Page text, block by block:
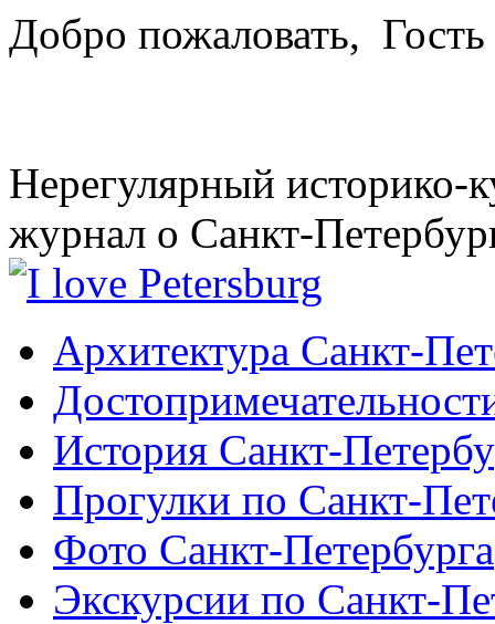
Добро пожаловать, Гость
Нерегулярный историко-
журнал о Санкт-
Архитектура Санкт-
История Санкт-
Прогулки по Санкт-
Фото Санкт-Петербурга
Экскурсии по Санкт-